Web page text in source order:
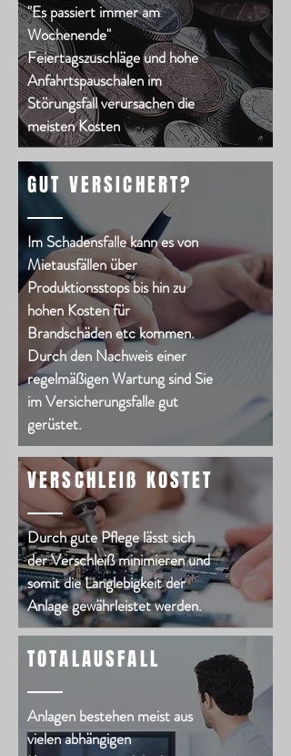
"Es passiert immer am
Wochenende"
Feiertagszuschläge und hohe
Anfahrtspauschalen im
Störungsfall verursachen die
meisten Kosten
GUT VERSICHERT?
Im Schadensfalle kann es von
Mietausfällen über
Produktionsstops bis hin zu
hohen Kosten für
Brandschäden etc kommen.
Durch den Nachweis einer
regelmäßigen Wartung sind Sie
im Versicherungsfalle gut
gerüstet.
VERSCHLEIß KOSTET
Durch gute Pflege lässt sich
der Verschleiß minimieren und
somit die Langlebigkeit der
Anlage gewährleistet werden.
TOTALAUSFALL
Anlagen bestehen meist aus
vielen abhängigen